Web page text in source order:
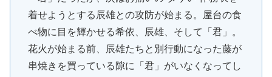
着せようとする辰雄との攻防が始まる。屋台の食
べ物に目を輝かせる希依、辰雄、そして「君」。
花火が始まる前、辰雄たちと別行動になった藤が
串焼きを買っている隙に「君」がいなくなってし